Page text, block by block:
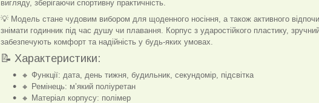
вигляду, зберігаючи спортивну практичність.
💡 Модель стане чудовим вибором для щоденного носіння, а також активного
знімати годинник під час душу чи плавання. Корпус з ударостійкого пластику,
забезпечують комфорт та надійність у будь-яких умовах.
📝 Характеристики:
🔸 Функції: дата, день тижня, будильник, секундомір, підсвітка
🔸 Ремінець: м’який поліуретан
🔸 Матеріал корпусу: полімер